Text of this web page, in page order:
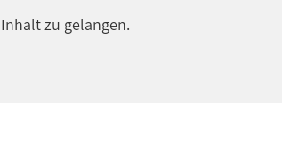
zu gelangen.